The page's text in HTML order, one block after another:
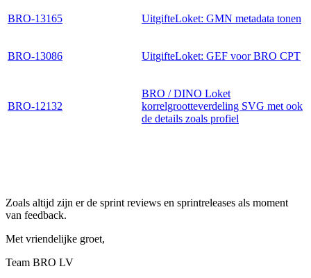
BRO-13165 UitgifteLoket: GMN metadata tonen
BRO-13086 UitgifteLoket: GEF voor BRO CPT
BRO-12132
BRO / DINO Loket
korrelgrootteverdeling SVG met ook
de details zoals profiel
Zoals altijd zijn er de sprint reviews en sprintreleases als moment
van feedback.
Met vriendelijke groet,
Team BRO LV